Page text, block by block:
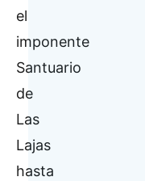
el
imponente
Santuario
de
Las
Lajas
hasta